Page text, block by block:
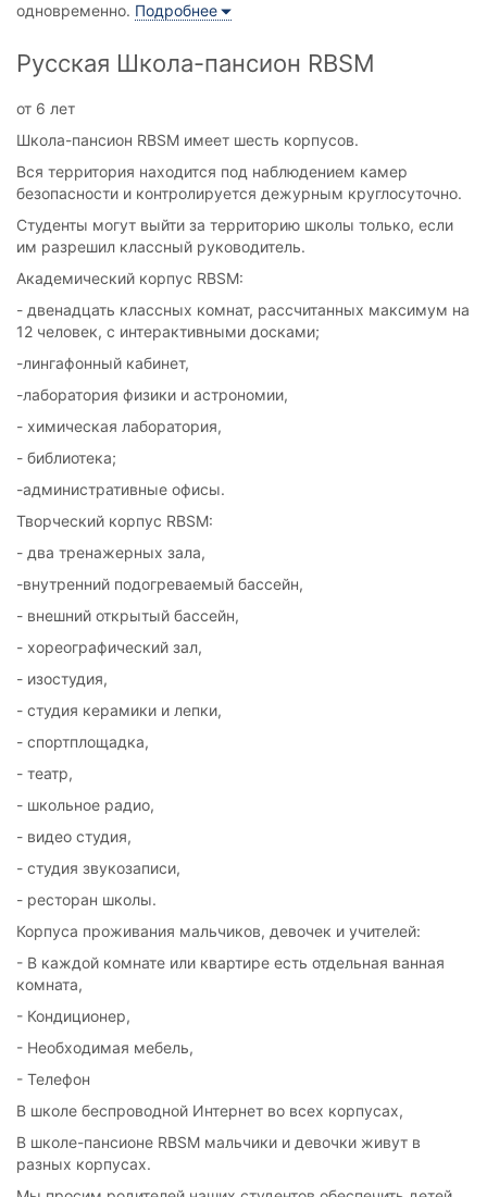
одновременно. Подробнее
Русская Школа-пансион RBSM
от 6 лет
Школа-пансион RBSM имеет шесть корпусов.
Вся территория находится под наблюдением камер
безопасности и контролируется дежурным круглосуточно.
Студенты могут выйти за территорию школы только, если
им разрешил классный руководитель.
Академический корпус RBSM:
- двенадцать классных комнат, рассчитанных максимум на
12 человек, с интерактивными досками;
-лингафонный кабинет,
-лаборатория физики и астрономии,
- химическая лаборатория,
- библиотека;
-административные офисы.
Творческий корпус RBSM:
- два тренажерных зала,
-внутренний подогреваемый бассейн,
- внешний открытый бассейн,
- хореографический зал,
- изостудия,
- студия керамики и лепки,
- спортплощадка,
- театр,
- школьное радио,
- видео студия,
- студия звукозаписи,
- ресторан школы.
Корпуса проживания мальчиков, девочек и учителей:
- В каждой комнате или квартире есть отдельная ванная
комната,
- Кондиционер,
- Необходимая мебель,
- Телефон
В школе беспроводной Интернет во всех корпусах,
В школе-пансионе RBSM мальчики и девочки живут в
разных корпусах.